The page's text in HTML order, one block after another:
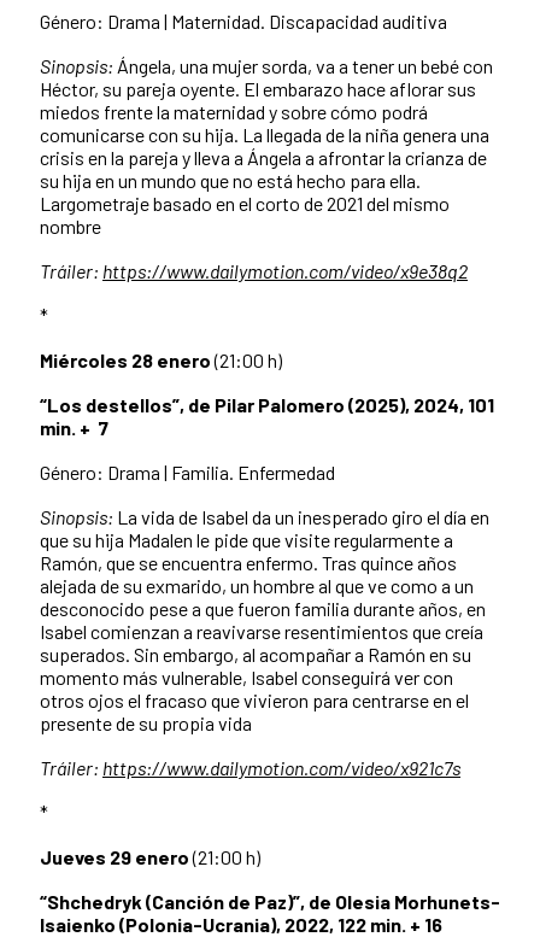
Género: Drama | Maternidad. Discapacidad auditiva
Sinopsis: Ángela, una mujer sorda, va a tener un bebé con
Héctor, su pareja oyente. El embarazo hace aflorar sus
miedos frente la maternidad y sobre cómo podrá
comunicarse con su hija. La llegada de la niña genera una
crisis en la pareja y lleva a Ángela a afrontar la crianza de
su hija en un mundo que no está hecho para ella.
Largometraje basado en el corto de 2021 del mismo
nombre
Tráiler: https://www.dailymotion.com/video/x9e38q2
*
Miércoles 28 enero(21:00 h)
“Los destellos”, de Pilar Palomero (2025), 2024, 101
min. + 7
Género: Drama | Familia. Enfermedad
Sinopsis: La vida de Isabel da un inesperado giro el día en
que su hija Madalen le pide que visite regularmente a
Ramón, que se encuentra enfermo. Tras quince años
alejada de su exmarido, un hombre al que ve como a un
desconocido pese a que fueron familia durante años, en
Isabel comienzan a reavivarse resentimientos que creía
superados. Sin embargo, al acompañar a Ramón en su
momento más vulnerable, Isabel conseguirá ver con
otros ojos el fracaso que vivieron para centrarse en el
presente de su propia vida
Tráiler: https://www.dailymotion.com/video/x921c7s
*
Jueves 29 enero(21:00 h)
“Shchedryk (Canción de Paz)”, de Olesia Morhunets-
Isaienko (Polonia-Ucrania), 2022, 122 min. + 16